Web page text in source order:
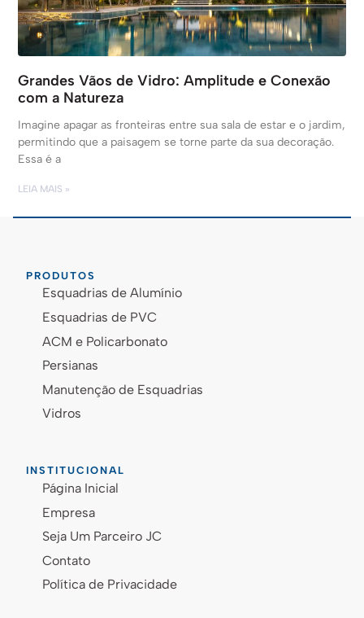
Grandes Vãos de Vidro: Amplitude e Conexão
com a Natureza
Imagine apagar as fronteiras entre sua sala de estar e o jardim,
permitindo que a paisagem se torne parte da sua decoração.
Essa é a
LEIA MAIS »
PRODUTOS
Esquadrias de Alumínio
Esquadrias de PVC
ACM e Policarbonato
Persianas
Manutenção de Esquadrias
Vidros
INSTITUCIONAL
Página Inicial
Empresa
Seja Um Parceiro JC
Contato
Política de Privacidade